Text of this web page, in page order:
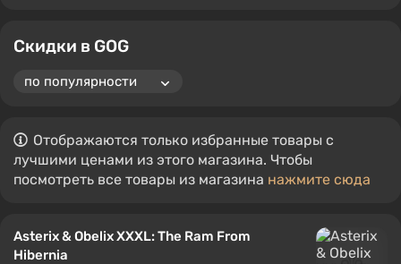
Скидки в GOG
Отображаются только избранные товары с
лучшими ценами из этого магазина. Чтобы
посмотреть все товары из магазина нажмите сюда
Asterix & Obelix XXXL: The Ram From
Hibernia